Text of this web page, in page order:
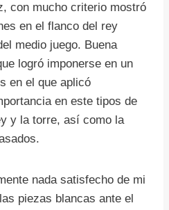
con mucho criterio mostró
en el flanco del rey
medio juego. Buena
logró imponerse en un
en el que aplicó
en este tipos de
y la torre, así como la
nada satisfecho de mi
piezas blancas ante el